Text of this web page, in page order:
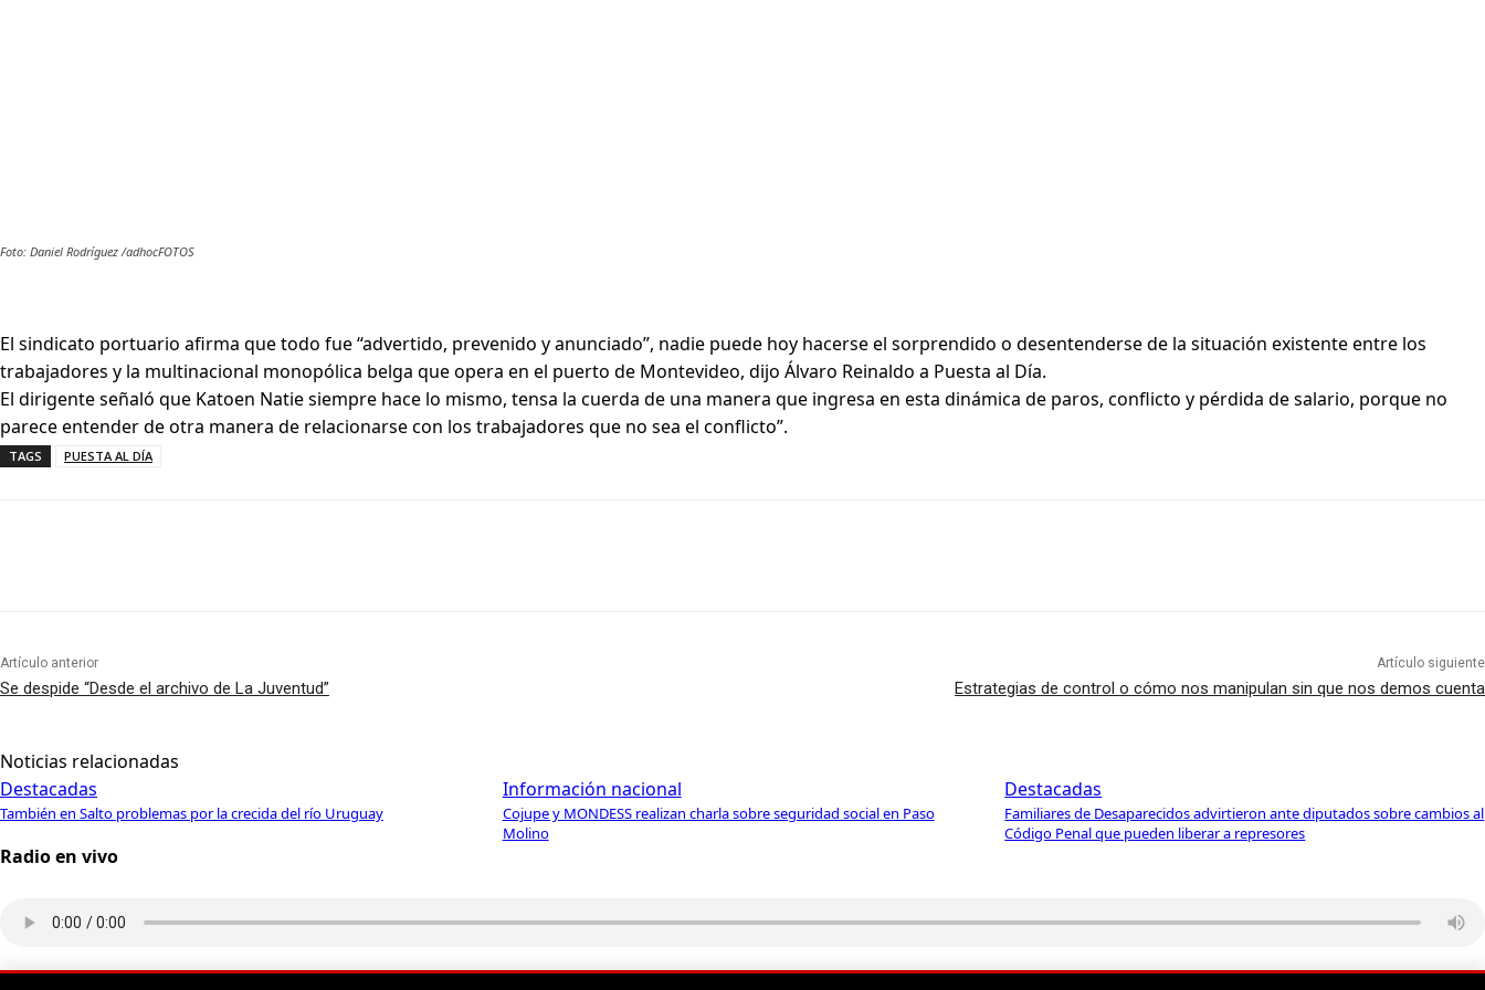
Foto: Daniel Rodríguez /adhocFOTOS
El sindicato portuario afirma que todo fue “advertido, prevenido y anunciado”, nadie puede hoy hacerse el sorprendido o desentenderse de la situación existente entre los
trabajadores y la multinacional monopólica belga que opera en el puerto de Montevideo, dijo Álvaro Reinaldo a Puesta al Día.
El dirigente señaló que Katoen Natie siempre hace lo mismo, tensa la cuerda de una manera que ingresa en esta dinámica de paros, conflicto y pérdida de salario, porque no
parece entender de otra manera de relacionarse con los trabajadores que no sea el conflicto”.
TAGS PUESTA AL DÍA
Artículo anterior
Se despide “Desde el archivo de La Juventud”
Artículo siguiente
Estrategias de control o cómo nos manipulan sin que nos demos cuenta
Noticias relacionadas
Destacadas
También en Salto problemas por la crecida del río Uruguay
Información nacional
Cojupe y MONDESS realizan charla sobre seguridad social en Paso
Molino
Destacadas
Familiares de Desaparecidos advirtieron ante diputados sobre cambios al
Código Penal que pueden liberar a represores
Radio en vivo